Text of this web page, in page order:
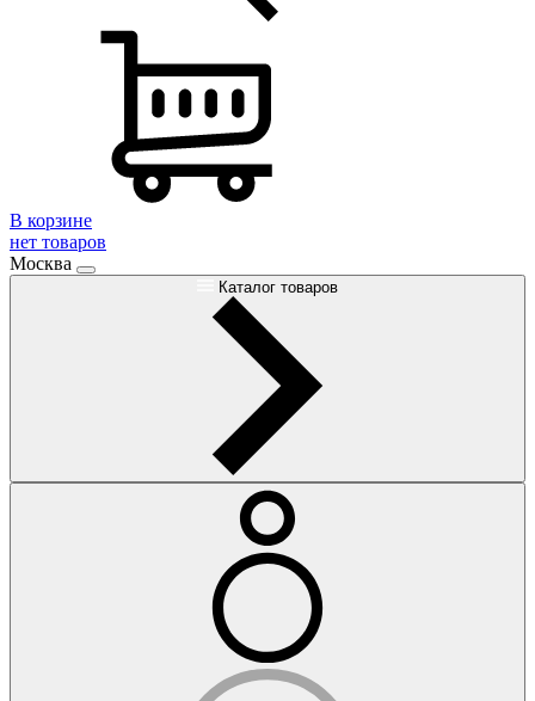
В корзине
нет товаров
Москва
Каталог товаров